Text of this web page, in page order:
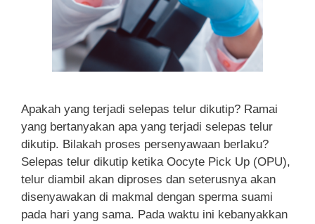
Apakah yang terjadi selepas telur dikutip? Ramai
yang bertanyakan apa yang terjadi selepas telur
dikutip. Bilakah proses persenyawaan berlaku?
Selepas telur dikutip ketika Oocyte Pick Up (OPU),
telur diambil akan diproses dan seterusnya akan
disenyawakan di makmal dengan sperma suami
pada hari yang sama. Pada waktu ini kebanyakkan